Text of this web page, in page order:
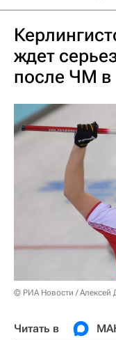
ждет
после ЧМ в
© РИА Новости / Алексей
Читать в